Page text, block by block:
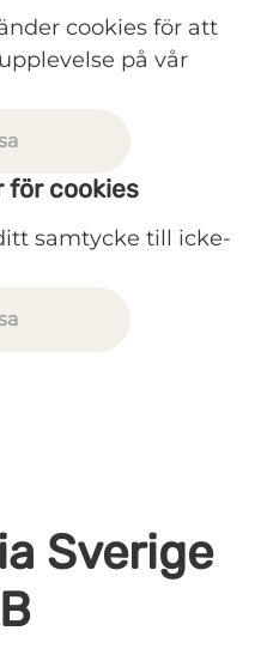
cookies för att
på vår
för cookies
samtycke till icke-
Sverige